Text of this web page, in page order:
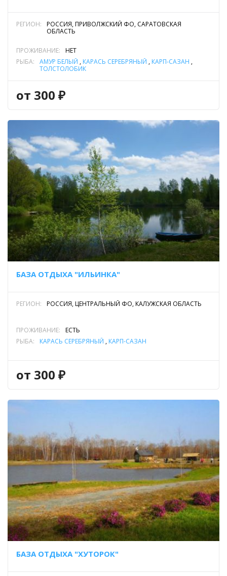
РЕГИОН:
РОССИЯ, ПРИВОЛЖСКИЙ ФО, САРАТОВСКАЯ
ОБЛАСТЬ
ПРОЖИВАНИЕ:
НЕТ
РЫБА:
АМУР БЕЛЫЙ , КАРАСЬ СЕРЕБРЯНЫЙ , КАРП-САЗАН ,
ТОЛСТОЛОБИК
от 300 ₽
БАЗА ОТДЫХА "ИЛЬИНКА"
РЕГИОН: РОССИЯ, ЦЕНТРАЛЬНЫЙ ФО, КАЛУЖСКАЯ ОБЛАСТЬ
ПРОЖИВАНИЕ:
ЕСТЬ
РЫБА:
КАРАСЬ СЕРЕБРЯНЫЙ , КАРП-САЗАН
от 300 ₽
БАЗА ОТДЫХА "ХУТОРОК"